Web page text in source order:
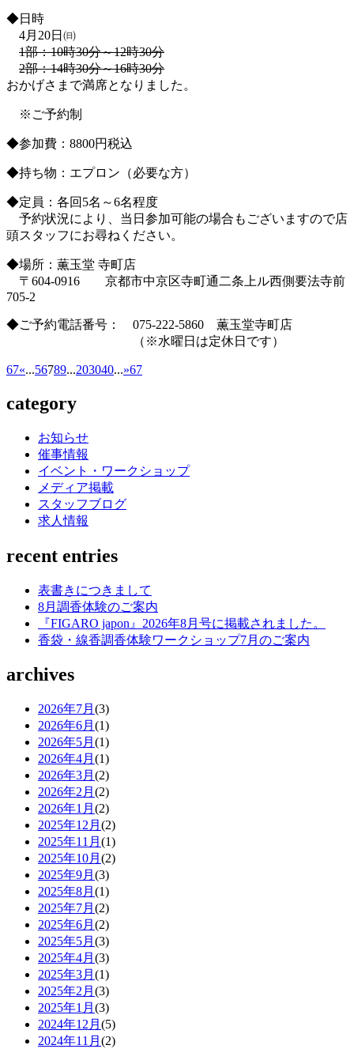
◆日時
4月20日㈰
1部：10時30分～12時30分
2部：14時30分～16時30分
おかげさまで満席となりました。
※ご予約制
◆参加費：8800円税込
◆持ち物：エプロン（必要な方）
◆定員：各回5名～6名程度
予約状況により、当日参加可能の場合もございますので店
頭スタッフにお尋ねください。
◆場所：薫玉堂 寺町店
〒604‐0916 京都市中京区寺町通二条上ル西側要法寺前
705-2
◆ご予約電話番号： 075-222-5860 薫玉堂寺町店
（※水曜日は定休日です）
67«...56789...203040...»67
category
お知らせ
催事情報
イベント・ワークショップ
メディア掲載
スタッフブログ
求人情報
recent entries
表書きにつきまして
8月調香体験のご案内
『FIGARO japon』2026年8月号に掲載されました。
香袋・線香調香体験ワークショップ7月のご案内
archives
2026年7月 (3)
2026年6月 (1)
2026年5月 (1)
2026年4月 (1)
2026年3月 (2)
2026年2月 (2)
2026年1月 (2)
2025年12月 (2)
2025年11月 (1)
2025年10月 (2)
2025年9月 (3)
2025年8月 (1)
2025年7月 (2)
2025年6月 (2)
2025年5月 (3)
2025年4月 (3)
2025年3月 (1)
2025年2月 (3)
2025年1月 (3)
2024年12月 (5)
2024年11月 (2)